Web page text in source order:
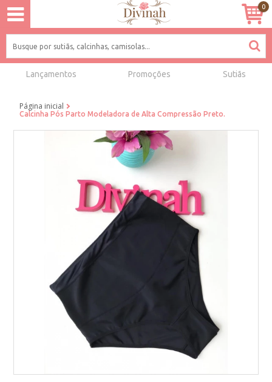
0
Lançamentos Promoções Sutiãs
Página inicial
Calcinha Pós Parto Modeladora de Alta Compressão Preto.